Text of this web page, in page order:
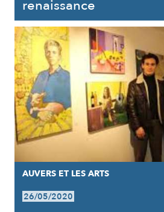
renaissance
AUVERS ET LES ARTS
26/05/2020